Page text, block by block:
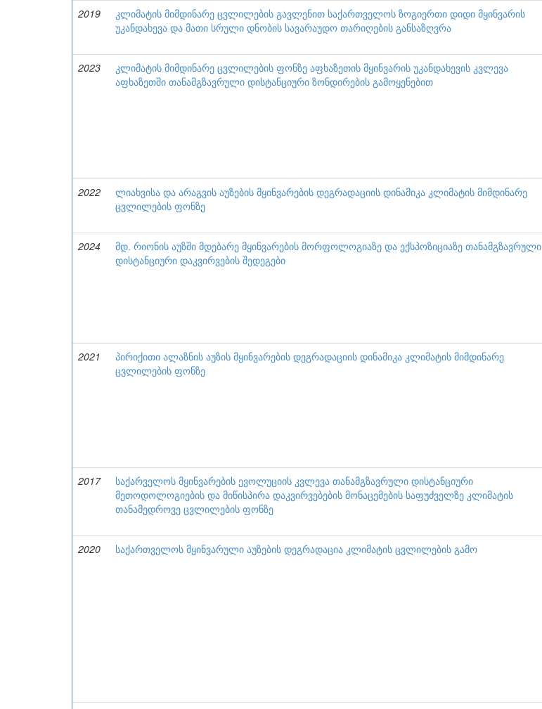
2019
კლიმატის მიმდინარე ცვლილების გავლენით საქართველოს ზოგიერთი დიდი მყინვარის
უკანდახევა და მათი სრული დნობის სავარაუდო თარიღების განსაზღვრა
2023
კლიმატის მიმდინარე ცვლილების ფონზე აფხაზეთის მყინვარის უკანდახევის კვლევა
აფხაზეთში თანამგზავრული დისტანციური ზონდირების გამოყენებით
2022
ლიახვისა და არაგვის აუზების მყინვარების დეგრადაციის დინამიკა კლიმატის მიმდინარე
ცვლილების ფონზე
2024
მდ. რიონის აუზში მდებარე მყინვარების მორფოლოგიაზე და ექსპოზიციაზე თანამგზავრული
დისტანციური დაკვირვების შედეგები
2021
პირიქითი ალაზნის აუზის მყინვარების დეგრადაციის დინამიკა კლიმატის მიმდინარე
ცვლილების ფონზე
2017
საქარველოს მყინვარების ევოლუციის კვლევა თანამგზავრული დისტანციური
მეთოდოლოგიების და მიწისპირა დაკვირვებების მონაცემების საფუძველზე კლიმატის
თანამედროვე ცვლილების ფონზე
2020
საქართველოს მყინვარული აუზების დეგრადაცია კლიმატის ცვლილების გამო